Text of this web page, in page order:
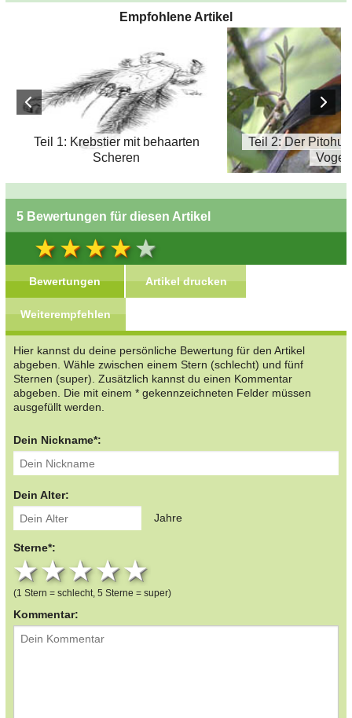
Empfohlene Artikel
Teil 1: Krebstier mit behaarten
Scheren
Teil 2: Der Pitohui
Vogel
5 Bewertungen für diesen Artikel
Bewertungen Artikel drucken
Weiterempfehlen
Hier kannst du deine persönliche Bewertung für den Artikel
abgeben. Wähle zwischen einem Stern (schlecht) und fünf
Sternen (super). Zusätzlich kannst du einen Kommentar
abgeben. Die mit einem * gekennzeichneten Felder müssen
ausgefüllt werden.
Dein Nickname*:
Dein Alter:
Jahre
Sterne*:
4 stars
3 stars
2 stars
1 star
(1 Stern = schlecht, 5 Sterne = super)
Kommentar: